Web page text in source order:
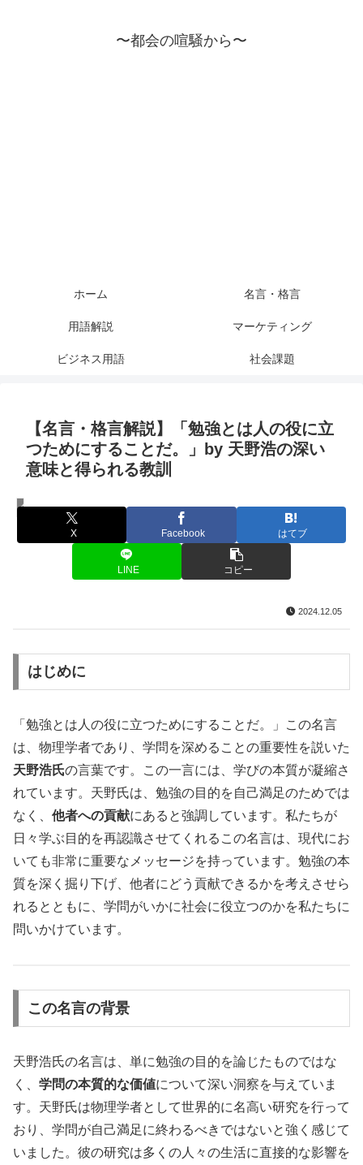
〜都会の喧騒から〜
ホーム 名言・格言
用語解説 マーケティング
ビジネス用語 社会課題
【名言・格言解説】「勉強とは人の役に立
つためにすることだ。」by 天野浩の深い
意味と得られる教訓
名言・格言
X Facebook はてブ
LINE コピー
2024.12.05
はじめに
「勉強とは人の役に立つためにすることだ。」この名言
は、物理学者であり、学問を深めることの重要性を説いた
天野浩氏の言葉です。この一言には、学びの本質が凝縮さ
れています。天野氏は、勉強の目的を自己満足のためでは
なく、 他者への貢献にあると強調しています。私たちが
日々学ぶ目的を再認識させてくれるこの名言は、現代にお
いても非常に重要なメッセージを持っています。勉強の本
質を深く掘り下げ、他者にどう貢献できるかを考えさせら
れるとともに、学問がいかに社会に役立つのかを私たちに
問いかけています。
この名言の背景
天野浩氏の名言は、単に勉強の目的を論じたものではな
く、 学問の本質的な価値について深い洞察を与えていま
す。天野氏は物理学者として世界的に名高い研究を行って
おり、学問が自己満足に終わるべきではないと強く感じて
いました。彼の研究は多くの人々の生活に直接的な影響を